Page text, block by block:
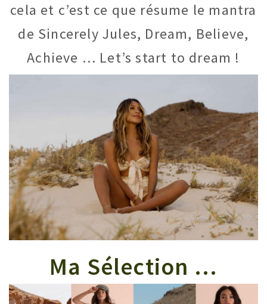
cela et c’est ce que résume le mantra
de Sincerely Jules, Dream, Believe,
Achieve … Let’s start to dream !
Ma Sélection …